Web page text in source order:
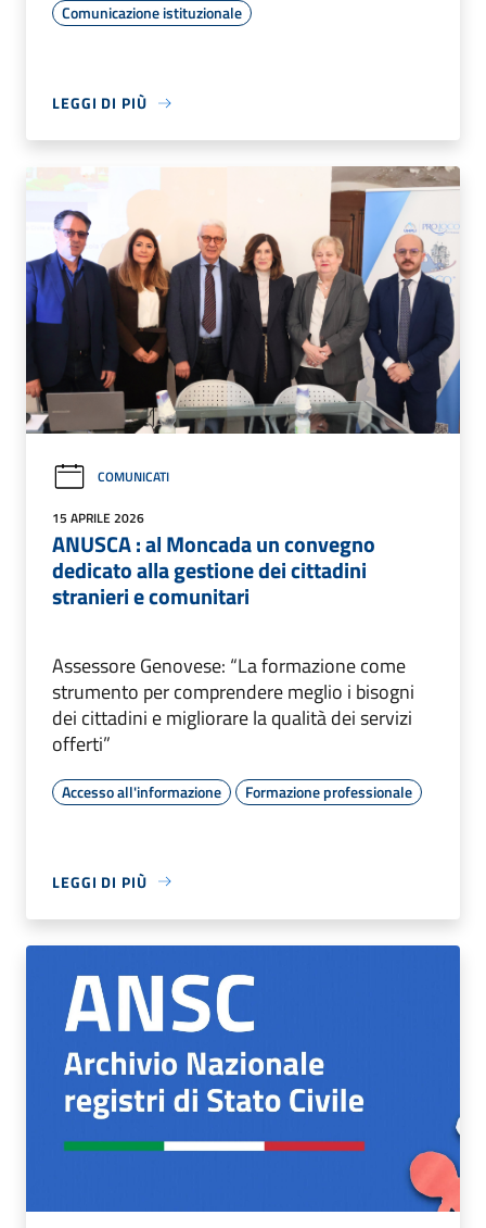
Comunicazione istituzionale
LEGGI DI PIÙ
COMUNICATI
15 APRILE 2026
ANUSCA : al Moncada un convegno
dedicato alla gestione dei cittadini
stranieri e comunitari
Assessore Genovese: “La formazione come
strumento per comprendere meglio i bisogni
dei cittadini e migliorare la qualità dei servizi
offerti”
Accesso all'informazione Formazione professionale
LEGGI DI PIÙ